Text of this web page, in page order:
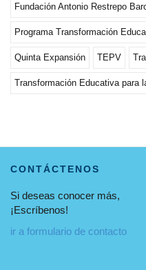
Fundación Antonio Restrepo
Programa Transformación
Quinta Expansión TEPV
Transformación Educativa para
CONTÁCTENOS
Si deseas conocer más,
¡Escríbenos!
ir a formulario de contacto